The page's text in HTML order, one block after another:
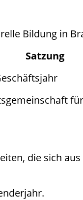
Bildung in
Satzung
die sich